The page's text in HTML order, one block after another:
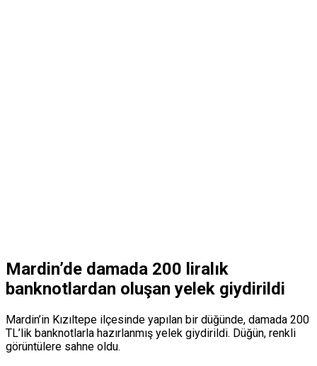
Mardin’de damada 200 liralık
banknotlardan oluşan yelek giydirildi
Mardin’in Kızıltepe ilçesinde yapılan bir düğünde, damada 200
TL’lik banknotlarla hazırlanmış yelek giydirildi. Düğün, renkli
görüntülere sahne oldu.